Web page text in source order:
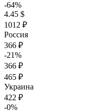
-64%
4.45 $
1012 ₽
Россия
366 ₽
-21%
366 ₽
465 ₽
Украина
422 ₽
-0%